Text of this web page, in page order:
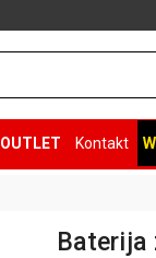
OUTLET Kontakt
Baterija